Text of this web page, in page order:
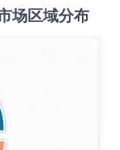
场区域分布